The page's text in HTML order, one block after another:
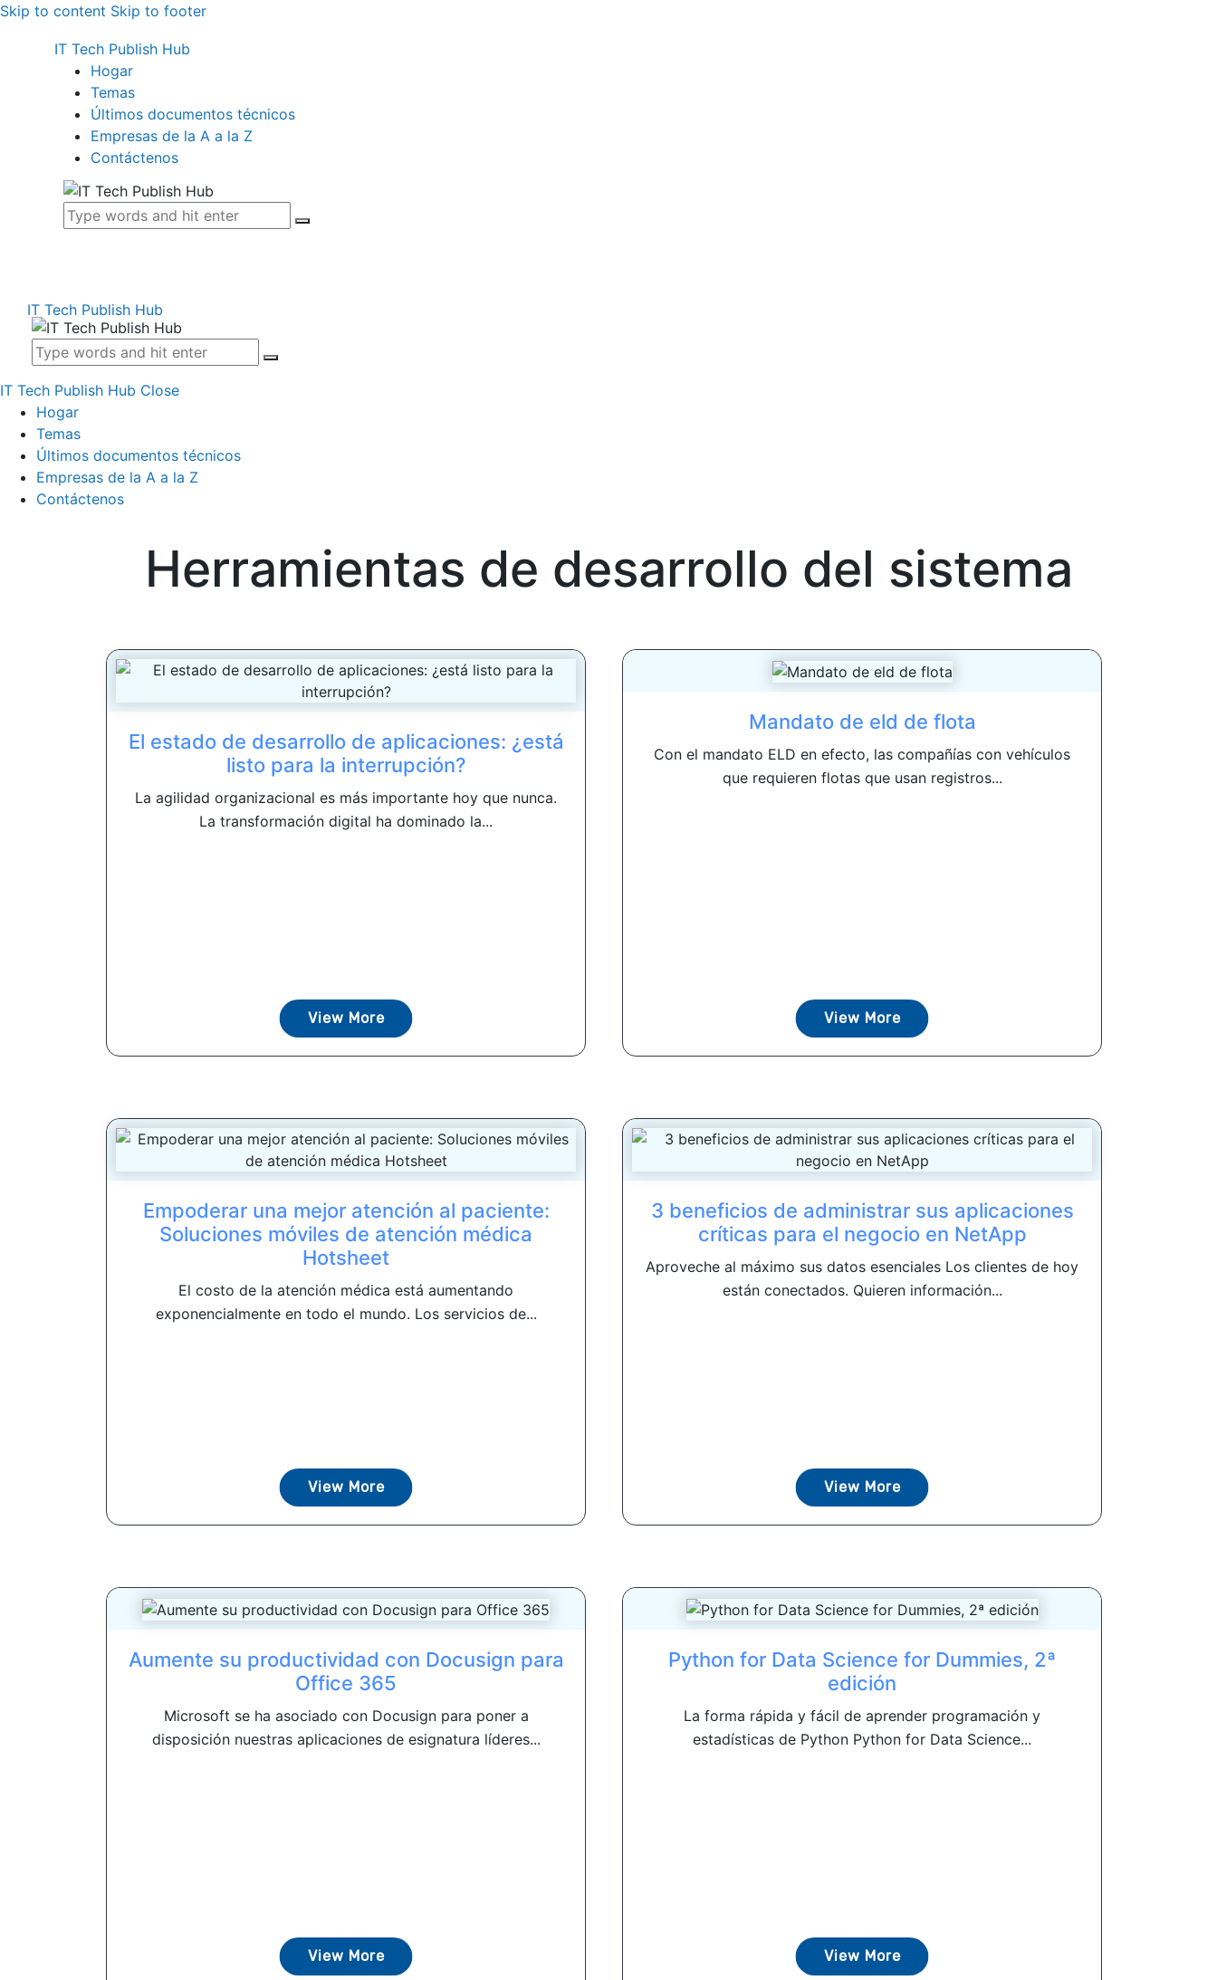
Skip to content Skip to footer
IT Tech Publish Hub
Hogar
Temas
Últimos documentos técnicos
Empresas de la A a la Z
Contáctenos
IT Tech Publish Hub
IT Tech Publish Hub Close
Hogar
Temas
Últimos documentos técnicos
Empresas de la A a la Z
Contáctenos
Herramientas de desarrollo del sistema
El estado de desarrollo de aplicaciones: ¿está
listo para la interrupción?
La agilidad organizacional es más importante hoy que nunca.
La transformación digital ha dominado la...
View More
Mandato de eld de flota
Con el mandato ELD en efecto, las compañías con vehículos
que requieren flotas que usan registros...
View More
Empoderar una mejor atención al paciente:
Soluciones móviles de atención médica
Hotsheet
El costo de la atención médica está aumentando
exponencialmente en todo el mundo. Los servicios de...
View More
3 beneficios de administrar sus aplicaciones
críticas para el negocio en NetApp
Aproveche al máximo sus datos esenciales Los clientes de hoy
están conectados. Quieren información...
View More
Aumente su productividad con Docusign para
Office 365
Microsoft se ha asociado con Docusign para poner a
disposición nuestras aplicaciones de esignatura líderes...
View More
Python for Data Science for Dummies, 2ª
edición
La forma rápida y fácil de aprender programación y
estadísticas de Python Python for Data Science...
View More